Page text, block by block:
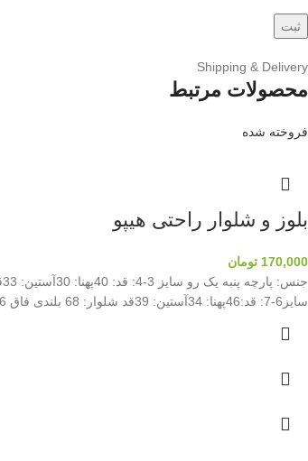
Shipping & Delivery
محصولات مرتبط
فروخته شده
بلوز و شلوار راحتی هیپو
170,000 تومان
سایز6-7: قد:46پهنا: 34آستین: 39قد شلوار: 68 بلندی فاق 26 سایز7-8: قد:50پهنا: 37آستین: 41قد شلوار: 74 بلندی فاق 27 سایز8-9: قد:53پهنا: 39آستین: 43قد شلوار: 77 بلندی فاق27